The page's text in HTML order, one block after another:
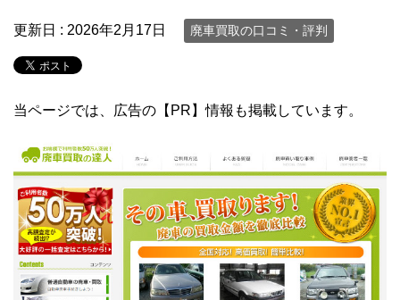
更新日 : 2026年2月17日 廃車買取の口コミ・評判
当ページでは、広告の【PR】情報も掲載しています。